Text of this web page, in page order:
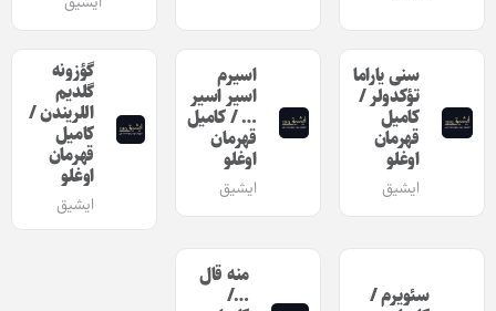
سنی یاراما
تؤکدولر /
کامیل
قهرمان
اوغلو
ایشیق
اسیرم
اسیر اسیر
… / کامیل
قهرمان
اوغلو
ایشیق
گؤزونه
گلدیم
اللریندن /
کامیل
قهرمان
اوغلو
ایشیق
سئویرم /
منه قال
…/